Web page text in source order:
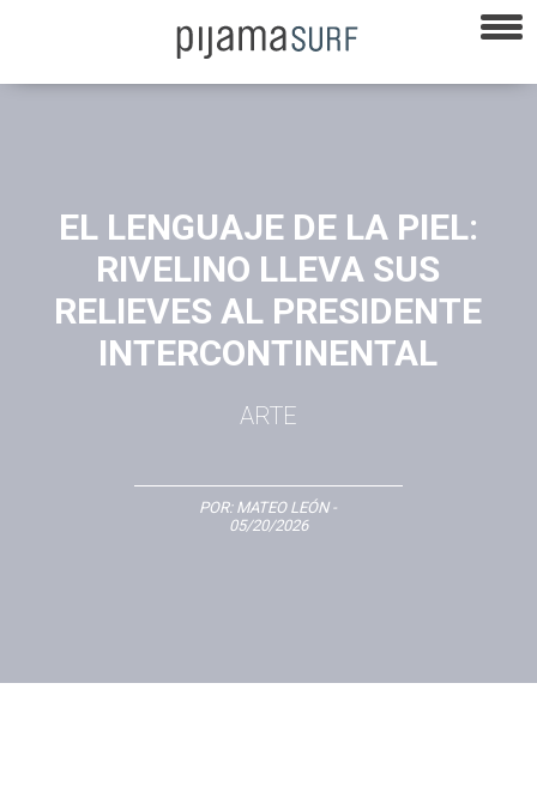
EL LENGUAJE DE LA PIEL:
RIVELINO LLEVA SUS
RELIEVES AL PRESIDENTE
INTERCONTINENTAL
ARTE
POR: MATEO LEÓN-
05/20/2026